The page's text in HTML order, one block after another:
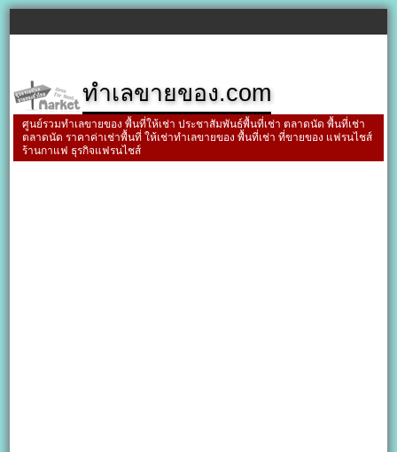
ทำเลขายของ.com
ศูนย์รวมทำเลขายของ พื้นที่ให้เช่า ประชาสัมพันธ์พื้นที่เช่า ตลาดนัด พื้นที่เช่า
ตลาดนัด ราคาค่าเช่าพื้นที่ ให้เช่าทำเลขายของ พื้นที่เช่า ที่ขายของ แฟรนไชส์
ร้านกาแฟ ธุรกิจแฟรนไชส์